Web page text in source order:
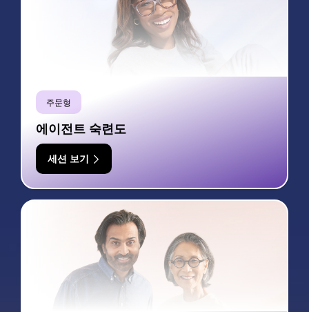
주문형
에이전트 숙련도
세션 보기